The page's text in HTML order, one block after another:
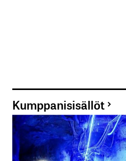
Kumppanisisällöt